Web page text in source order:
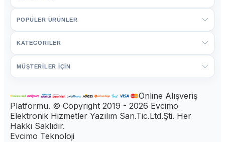
POPÜLER ÜRÜNLER
KATEGORİLER
MÜŞTERİLER İÇİN
Online Alışveriş
Platformu. © Copyright 2019 - 2026 Evcimo
Elektronik Hizmetler Yazılım San.Tic.Ltd.Şti. Her
Hakkı Saklıdır.
Evcimo Teknoloji